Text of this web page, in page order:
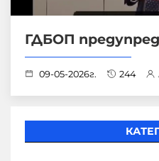
ГДБОП
09-05-2026г. 244